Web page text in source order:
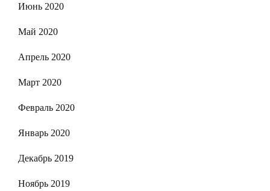
Июнь 2020
Май 2020
Апрель 2020
Март 2020
Февраль 2020
Январь 2020
Декабрь 2019
Ноябрь 2019